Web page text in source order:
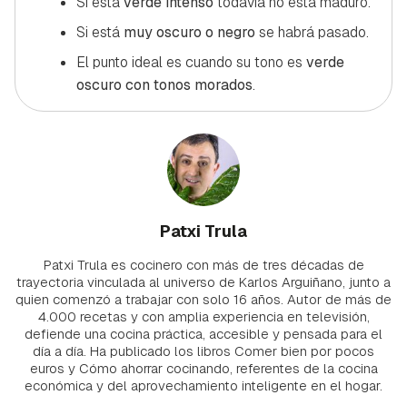
Si está muy oscuro o negro se habrá pasado.
El punto ideal es cuando su tono es verde
oscuro con tonos morados.
Patxi Trula
Patxi Trula es cocinero con más de tres décadas de
trayectoria vinculada al universo de Karlos Arguiñano, junto a
quien comenzó a trabajar con solo 16 años. Autor de más de
4.000 recetas y con amplia experiencia en televisión,
defiende una cocina práctica, accesible y pensada para el
día a día. Ha publicado los libros Comer bien por pocos
euros y Cómo ahorrar cocinando, referentes de la cocina
económica y del aprovechamiento inteligente en el hogar.